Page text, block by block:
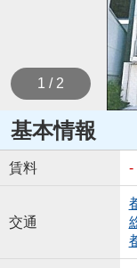
1 / 2
基本情報
賃料 -
交通